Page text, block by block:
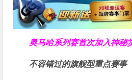
奥马哈系列赛首次加入神秘
不容错过的旗舰型重点赛事